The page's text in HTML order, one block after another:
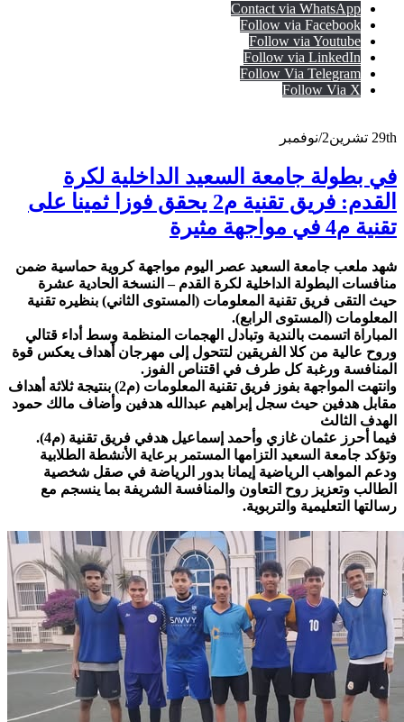
Contact via WhatsApp
Follow via Facebook
Follow via Youtube
Follow via LinkedIn
Follow Via Telegram
Follow Via X
29th تشرين2/نوفمبر
في بطولة جامعة السعيد الداخلية لكرة
القدم: فريق تقنية م2 يحقق فوزا ثمينا على
تقنية م4 في مواجهة مثيرة
شهد ملعب جامعة السعيد عصر اليوم مواجهة كروية حماسية ضمن
منافسات البطولة الداخلية لكرة القدم – النسخة الحادية عشرة
حيث التقى فريق تقنية المعلومات (المستوى الثاني) بنظيره تقنية
المعلومات (المستوى الرابع).
المباراة اتسمت بالندية وتبادل الهجمات المنظمة وسط أداء قتالي
وروح عالية من كلا الفريقين لتتحول إلى مهرجان أهداف يعكس قوة
المنافسة ورغبة كل طرف في اقتناص الفوز.
وانتهت المواجهة بفوز فريق تقنية المعلومات (م2) بنتيجة ثلاثة أهداف
مقابل هدفين حيث سجل إبراهيم عبدالله هدفين وأضاف مالك حمود
الهدف الثالث
فيما أحرز عثمان غازي وأحمد إسماعيل هدفي فريق تقنية (م4).
وتؤكد جامعة السعيد التزامها المستمر برعاية الأنشطة الطلابية
ودعم المواهب الرياضية إيمانا بدور الرياضة في صقل شخصية
الطالب وتعزيز روح التعاون والمنافسة الشريفة بما ينسجم مع
رسالتها التعليمية والتربوية.